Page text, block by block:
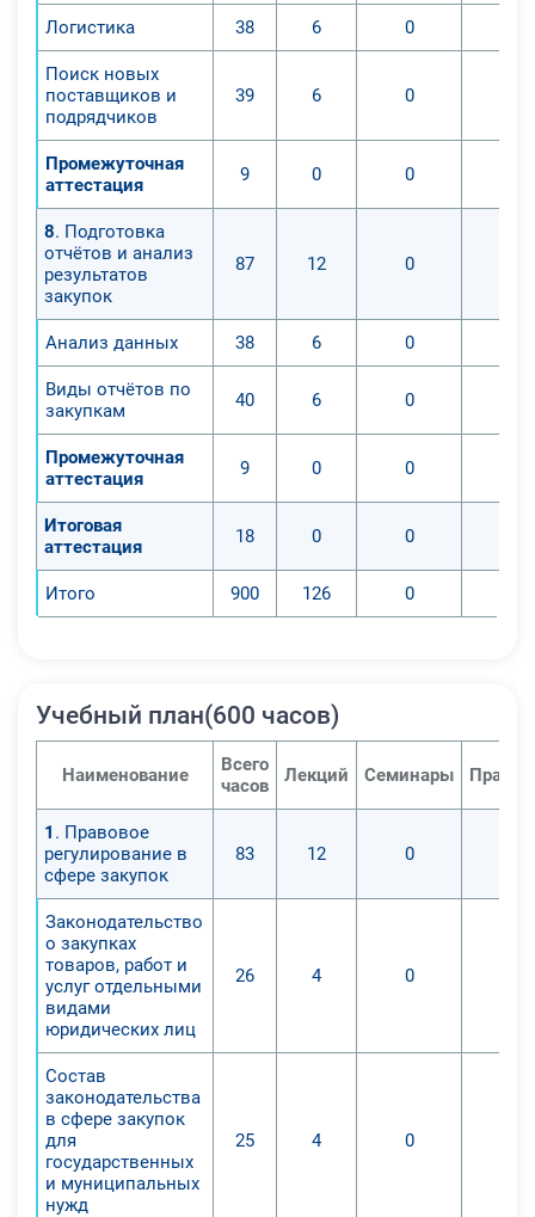
Логистика 38 6 0
Поиск новых
поставщиков и
подрядчиков
39 6 0
Промежуточная
аттестация
9 0 0
8. Подготовка
отчётов и анализ
результатов
закупок
87 12 0
Анализ данных 38 6 0
Виды отчётов по
закупкам
40 6 0
Промежуточная
аттестация
9 0 0
Итоговая
аттестация
18 0 0
Итого 900 126 0
Учебный план(600 часов)
Наименование
Всего
часов
Лекций Семинары
1 . Правовое
регулирование в
сфере закупок
83 12 0
Законодательство
о закупках
товаров, работ и
услуг отдельными
видами
юридических лиц
26 4 0
Состав
законодательства
в сфере закупок
для
государственных
и муниципальных
нужд
25 4 0